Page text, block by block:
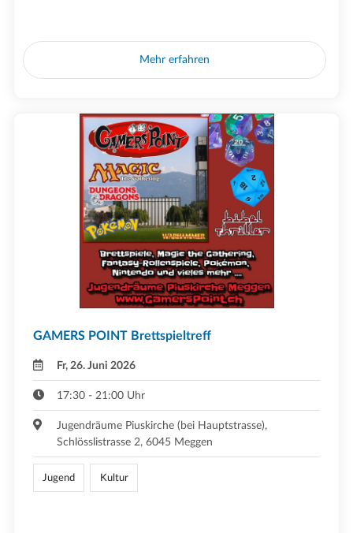
Mehr erfahren
GAMERS POINT Brettspieltreff
Fr, 26. Juni 2026
17:30 - 21:00 Uhr
Jugendräume Piuskirche (bei Hauptstrasse),
Schlösslistrasse 2, 6045 Meggen
Jugend Kultur